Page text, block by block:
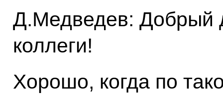
Д.Медведев: Добрый
коллеги!
Хорошо, когда по